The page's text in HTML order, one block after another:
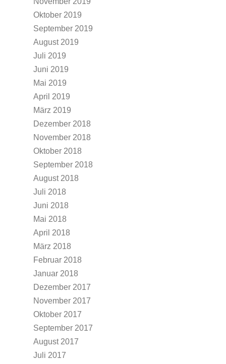
Oktober 2019
September 2019
August 2019
Juli 2019
Juni 2019
Mai 2019
April 2019
März 2019
Dezember 2018
November 2018
Oktober 2018
September 2018
August 2018
Juli 2018
Juni 2018
Mai 2018
April 2018
März 2018
Februar 2018
Januar 2018
Dezember 2017
November 2017
Oktober 2017
September 2017
August 2017
Juli 2017